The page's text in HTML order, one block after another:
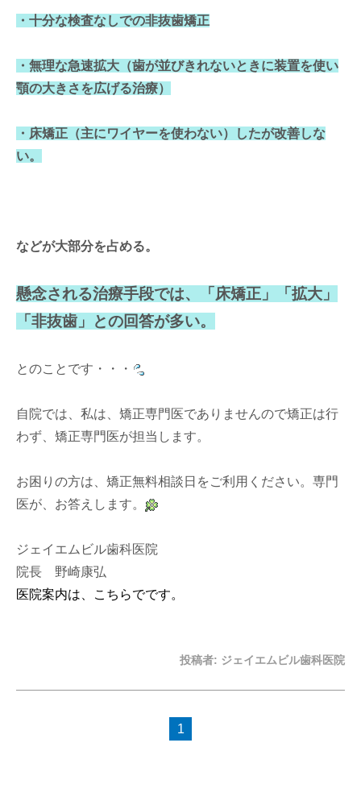
・十分な検査なしでの非抜歯矯正
・無理な急速拡大（歯が並びきれないときに装置を使い
顎の大きさを広げる治療）
・床矯正（主にワイヤーを使わない）したが改善しな
い。
などが大部分を占める。
懸念される治療手段では、「床矯正」「拡大」
「非抜歯」との回答が多い。
とのことです・・・
自院では、私は、矯正専門医でありませんので矯正は行
わず、矯正専門医が担当します。
お困りの方は、矯正無料相談日をご利用ください。専門
医が、お答えします。
ジェイエムビル歯科医院
院長 野崎康弘
医院案内は、こちらでです。
投稿者: ジェイエムビル歯科医院
1